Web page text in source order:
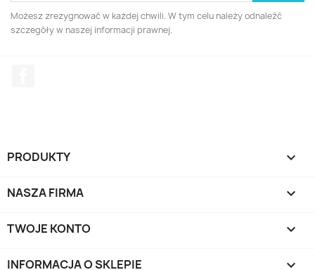
Możesz zrezygnować w każdej chwili. W tym celu należy odnaleźć
szczegóły w naszej informacji prawnej.
PRODUKTY 
NASZA FIRMA 
TWOJE KONTO 
INFORMACJA O SKLEPIE keyboard_arrow_down